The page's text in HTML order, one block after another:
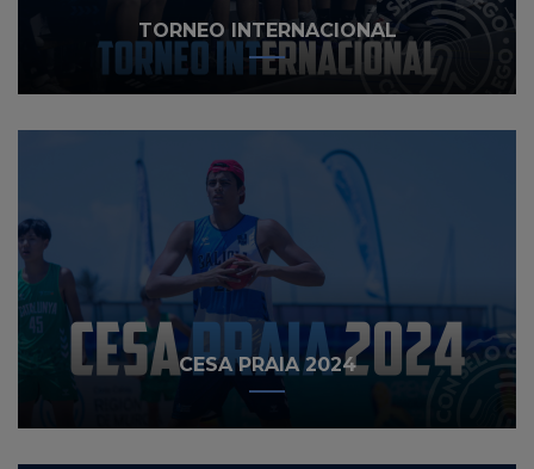
TORNEO INTERNACIONAL
CESA PRAIA 2024